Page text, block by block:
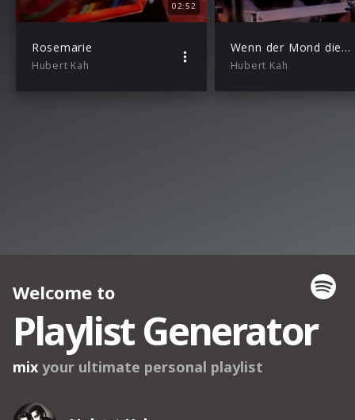
02:52
Rosemarie
Hubert Kah
Wenn der Mond die Sonne beruhrt
Hubert Kah